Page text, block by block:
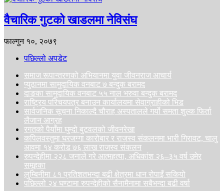
वैचारिक गुटको खाडलमा नेविसंघ
फाल्गुन १०, २०७९
पछिल्लो अपडेट
समाज रूपान्तरणको अभियानमा युवा जीवनराज आचार्य
प्युठानमा सामुदायिक वनबाट ७ बन्दुक बरामद
दाङका सामुदायिक वनबाट ५५ नाल भरुवा बन्दुक बरामद
राष्ट्रिय परिचयपत्र बनाउन कार्यालयमा सेवाग्राहीको भिड
सार्वजनिक सूचना निकाल्दै चौराह अस्पतालले गर्यो समता शुल्क फिर्ता
लैजान आग्रह
रगतको पैयाँमा घुम्दो बुटवलको जीवनरेखा
कपिलवस्तुमा घरजग्गा कारोबार र राजस्व संकलनमा भारी गिरावट, चालु
आवमा १४ करोड ७६ लाख राजस्व संकलन
रुपन्देहीमा २२८ जनाले गरे आत्महत्या, अधिकांश २६–३५ वर्ष उमेर
समूहका
लुम्बिनीमा ८१ प्रतिशतभन्दा बढी क्षेत्रमा धान रोपाइँ सकियो
पछिल्लो २४ घण्टामा रुपन्देहीको सैनामैनामा सबैभन्दा बढी वर्षा